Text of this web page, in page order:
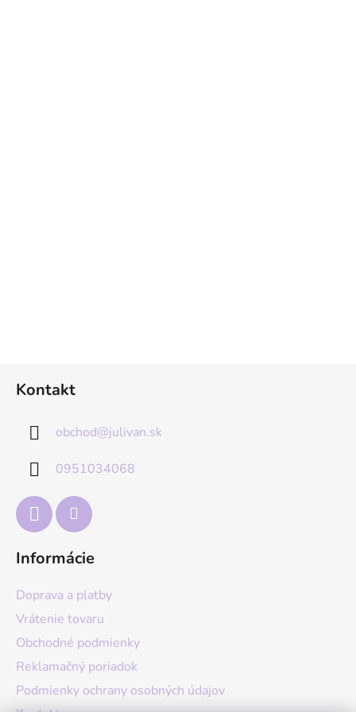
Kontakt
obchod@julivan.sk
0951034068
Informácie
Doprava a platby
Vrátenie tovaru
Obchodné podmienky
Reklamačný poriadok
Podmienky ochrany osobných údajov